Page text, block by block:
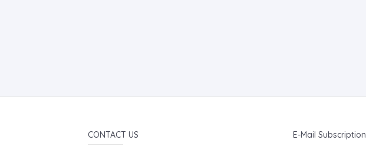
CONTACT US E-Mail Subscription